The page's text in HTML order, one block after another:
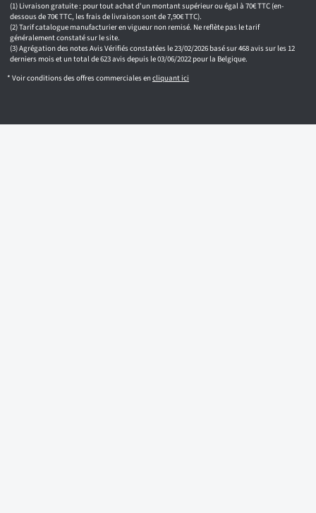
Livraison gratuite : pour tout achat d'un montant supérieur ou égal à 70€ TTC (en-
dessous de 70€ TTC, les frais de livraison sont de 7,90€ TTC).
Tarif catalogue manufacturier en vigueur non remisé. Ne reflète pas le tarif
généralement constaté sur le site.
Agrégation des notes Avis Vérifiés constatées le 23/02/2026 basé sur 468 avis sur les 12
derniers mois et un total de 623 avis depuis le 03/06/2022 pour la Belgique.
* Voir conditions des offres commerciales encliquant ici